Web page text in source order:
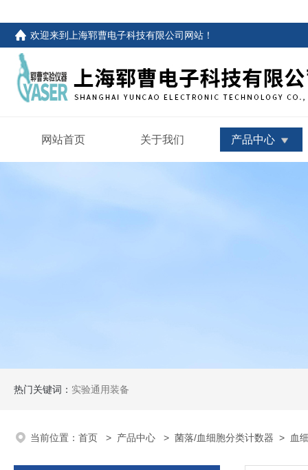
欢迎来到 上海郓曹电子科技有限公司网站 ！
网站首页 关于我们 产品中心
热门关键词： 实验通用装备
当前位置： 首页 > 产品中心 > 菌落/血细胞分类计数器 > 血